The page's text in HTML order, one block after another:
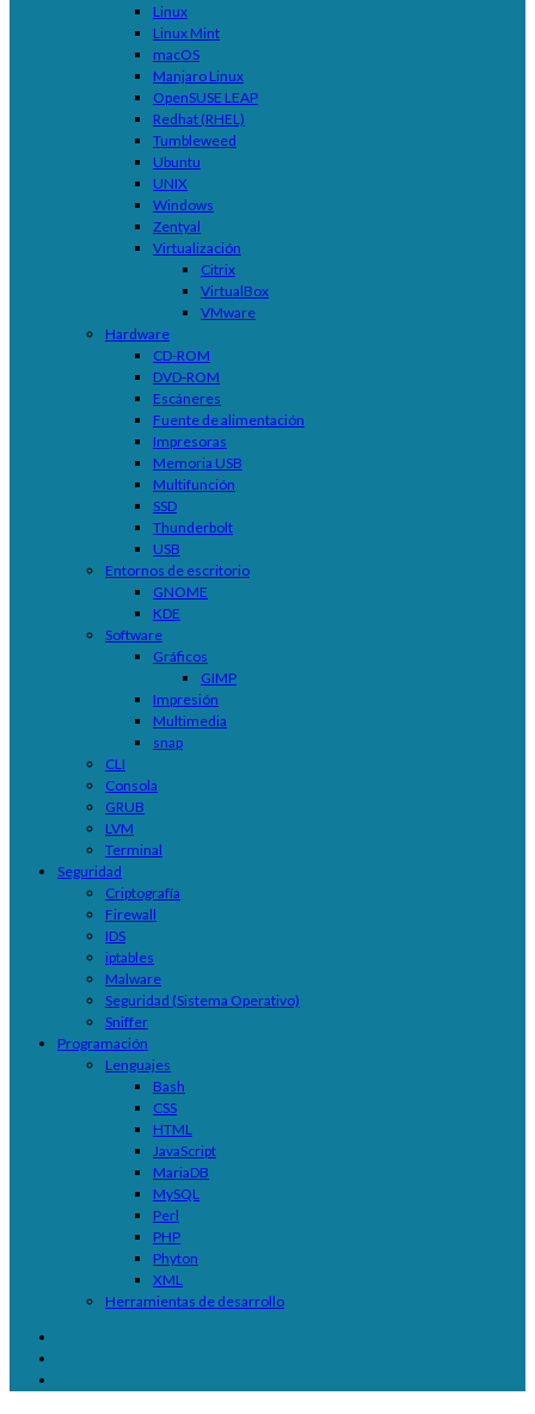
Linux
Linux Mint
macOS
Manjaro Linux
OpenSUSE LEAP
Redhat (RHEL)
Tumbleweed
Ubuntu
UNIX
Windows
Zentyal
Virtualización
Citrix
VirtualBox
VMware
Hardware
CD-ROM
DVD-ROM
Escáneres
Fuente de alimentación
Impresoras
Memoria USB
Multifunción
SSD
Thunderbolt
USB
Entornos de escritorio
GNOME
KDE
Software
Gráficos
GIMP
Impresión
Multimedia
snap
CLI
Consola
GRUB
LVM
Terminal
Seguridad
Criptografía
Firewall
IDS
iptables
Malware
Seguridad (Sistema Operativo)
Sniffer
Programación
Lenguajes
Bash
CSS
HTML
JavaScript
MariaDB
MySQL
Perl
PHP
Phyton
XML
Herramientas de desarrollo